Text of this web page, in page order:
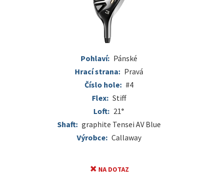
Pohlaví: Pánské
Hrací strana: Pravá
Číslo hole: #4
Flex: Stiff
Loft: 21°
Shaft: graphite Tensei AV Blue
Výrobce: Callaway
NA DOTAZ